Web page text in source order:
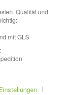
Qualität und